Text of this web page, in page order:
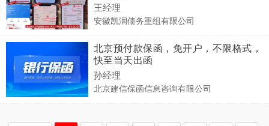
王经理
安徽凯润债务重组有限公司
北京预付款保函，免开户，不限格式，
快至当天出函
孙经理
北京建信保函信息咨询有限公司